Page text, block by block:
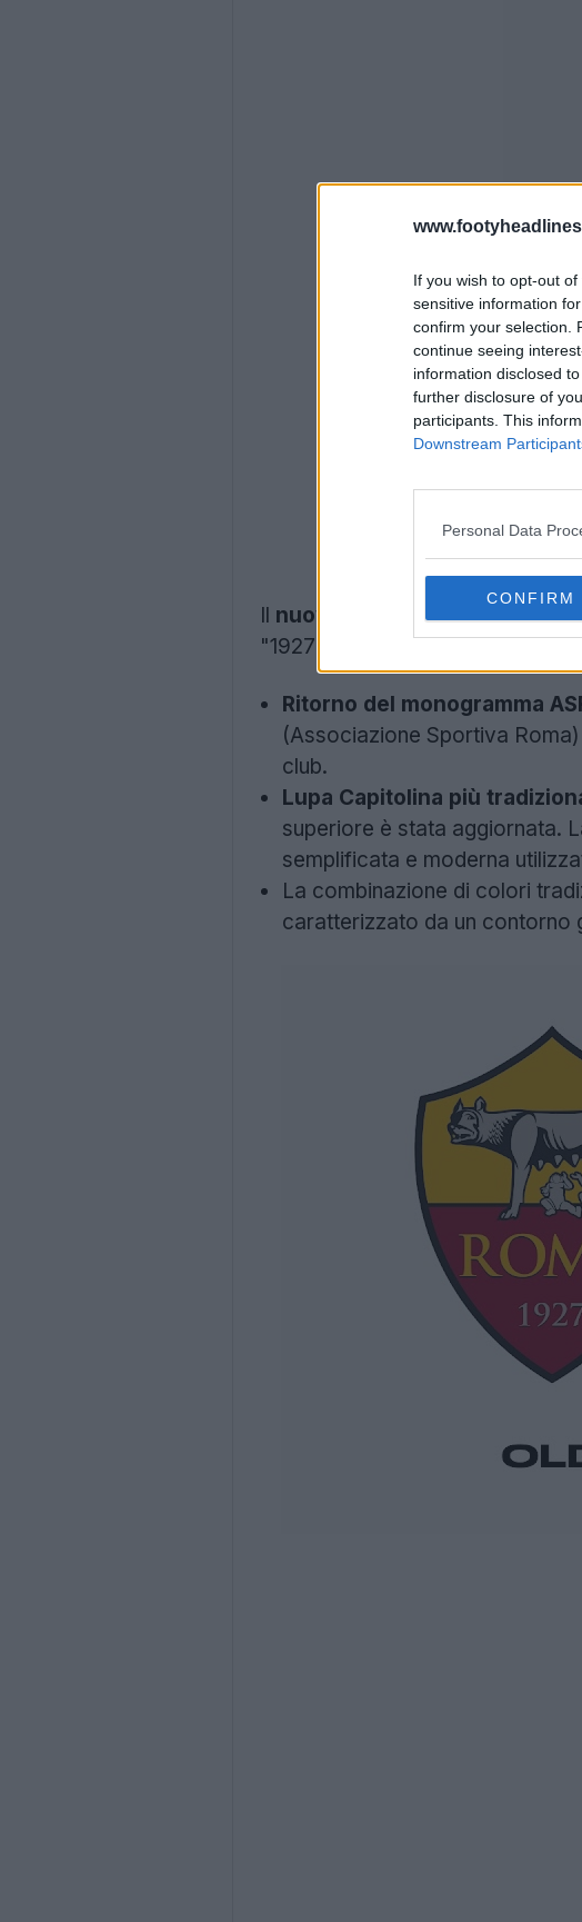
If you wish to opt-out
sensitive information
confirm your selection.
continue seeing
information disclosed
further disclosure of
participants. This
Downstream
Personal Data
CONFIRM
Il nuovo stemma dell'AS Roma
"1927". Le modifiche principali
Ritorno del monogramma
(Associazione Sportiva
club.
Lupa Capitolina più
superiore è stata aggiornata.
semplificata e moderna
La combinazione di colori
caratterizzato da un contorno